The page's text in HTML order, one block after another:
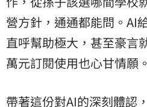
營方針，通通都能問。AI
直呼幫助極大，甚至豪言
萬元訂閱使用也心甘情願。
帶著這份對AI的深刻體認